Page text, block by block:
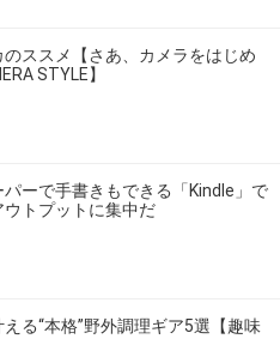
ススメ【さあ、カメラをはじめ
STYLE】
ーで手書きもできる「Kindle」で
トプットに集中だ
る“本格”野外調理ギア5選【趣味